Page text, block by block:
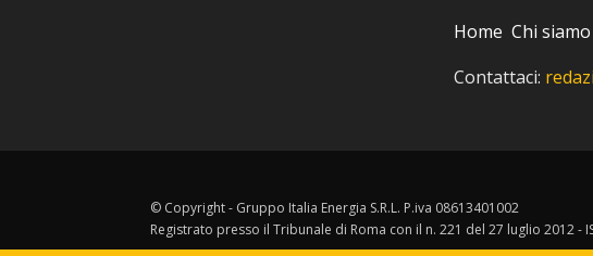
Home Chi siamo
Contattaci:
© Copyright - Gruppo Italia Energia S.R.L. P.iva 08613401002
Registrato presso il Tribunale di Roma con il n. 221 del 27 luglio 2012